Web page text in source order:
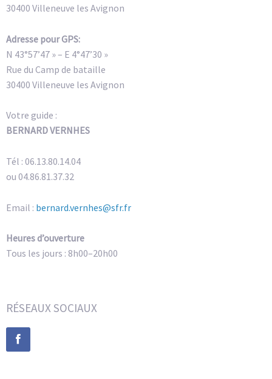
30400 Villeneuve les Avignon
Adresse pour GPS:
N 43°57’47 » – E 4°47’30 »
Rue du Camp de bataille
30400 Villeneuve les Avignon
Votre guide :
BERNARD VERNHES
Tél : 06.13.80.14.04
ou 04.86.81.37.32
Email : bernard.vernhes@sfr.fr
Heures d’ouverture
Tous les jours : 8h00–20h00
RÉSEAUX SOCIAUX